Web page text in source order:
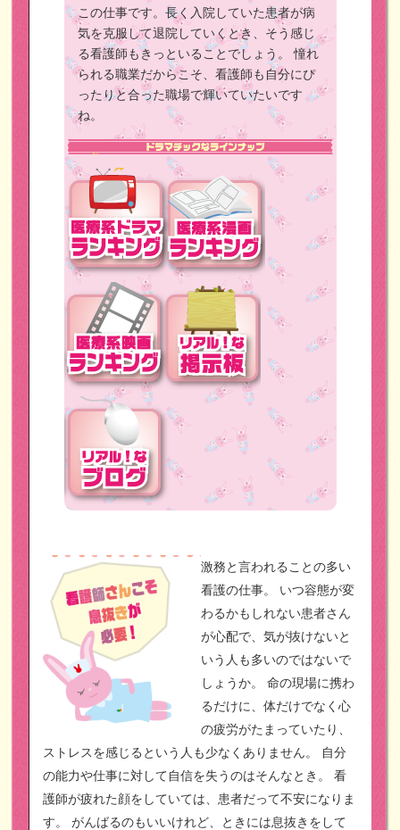
この仕事です。長く入院していた患者が病
気を克服して退院していくとき、そう感じ
る看護師もきっといることでしょう。
憧れ
られる職業だからこそ、看護師も自分にぴ
ったりと合った職場で輝いていたいです
ね。
激務と言われることの多い
看護の仕事。
いつ容態が変
わるかもしれない患者さん
が心配で、気が抜けないと
いう人も多いのではないで
しょうか。
命の現場に携わ
るだけに、体だけでなく心
の疲労がたまっていたり、
ストレスを感じるという人も少なくありません。
自分
の能力や仕事に対して自信を失うのはそんなとき。
看
護師が疲れた顔をしていては、患者だって不安になりま
す。
がんばるのもいいけれど、ときには息抜きをして